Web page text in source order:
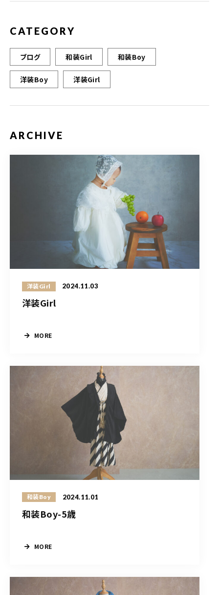
CATEGORY
ブログ 和装Girl 和装Boy
洋装Boy 洋装Girl
ARCHIVE
洋装Girl 2024.11.03
洋装Girl
MORE
和装Boy 2024.11.01
和装Boy-5歳
MORE